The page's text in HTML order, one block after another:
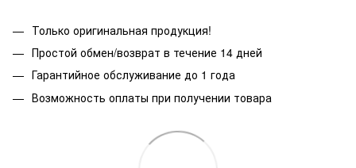
Только оригинальная продукция!
Простой обмен/возврат в течение 14 дней
Гарантийное обслуживание до 1 года
Возможность оплаты при получении товара